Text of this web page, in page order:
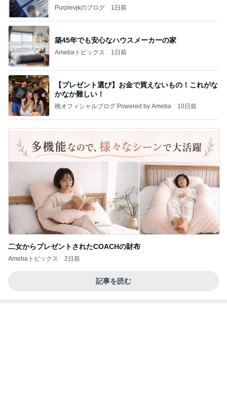
Purplevjkのブログ 1日前
築45年でも安心なハウスメーカーの家
Amebaトピックス 1日前
【プレゼント選び】お金で買えないもの！これがな
かなか難しい！
桃オフィシャルブログ Powered by Ameba 10日前
二女からプレゼントされたCOACHの財布
Amebaトピックス 2日前
記事を読む